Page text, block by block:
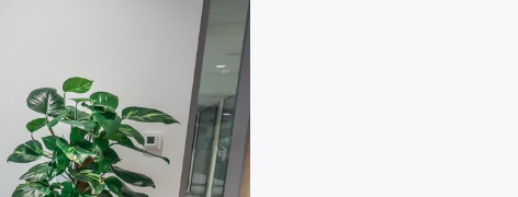
Návrhy, realizace a údržba teras